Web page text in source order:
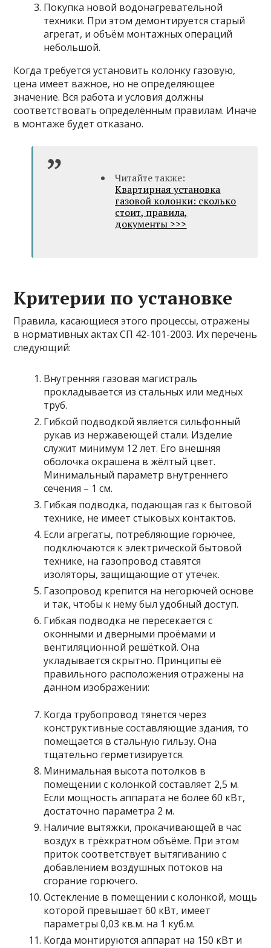
Покупка новой водонагревательной
техники. При этом демонтируется старый
агрегат, и объём монтажных операций
небольшой.
Когда требуется установить колонку газовую,
цена имеет важное, но не определяющее
значение. Вся работа и условия должны
соответствовать определённым правилам. Иначе
в монтаже будет отказано.
Читайте также:
Квартирная установка
газовой колонки: сколько
стоит, правила,
документы >>>
Критерии по установке
Правила, касающиеся этого процессы, отражены
в нормативных актах СП 42-101-2003. Их перечень
следующий:
Внутренняя газовая магистраль
прокладывается из стальных или медных
труб.
Гибкой подводкой является сильфонный
рукав из нержавеющей стали. Изделие
служит минимум 12 лет. Его внешняя
оболочка окрашена в жёлтый цвет.
Минимальный параметр внутреннего
сечения – 1 см.
Гибкая подводка, подающая газ к бытовой
технике, не имеет стыковых контактов.
Если агрегаты, потребляющие горючее,
подключаются к электрической бытовой
технике, на газопровод ставятся
изоляторы, защищающие от утечек.
Газопровод крепится на негорючей основе
и так, чтобы к нему был удобный доступ.
Гибкая подводка не пересекается с
оконными и дверными проёмами и
вентиляционной решёткой. Она
укладывается скрытно. Принципы её
правильного расположения отражены на
данном изображении:
Когда трубопровод тянется через
конструктивные составляющие здания, то
помещается в стальную гильзу. Она
тщательно герметизируется.
Минимальная высота потолков в
помещении с колонкой составляет 2,5 м.
Если мощность аппарата не более 60 кВт,
достаточно параметра 2 м.
Наличие вытяжки, прокачивающей в час
воздух в трёхкратном объёме. При этом
приток соответствует вытягиванию с
добавлением воздушных потоков на
сгорание горючего.
Остекление в помещении с колонкой, мощь
которой превышает 60 кВт, имеет
параметры 0,03 кв.м. на 1 куб.м.
Когда монтируются аппарат на 150 кВт и